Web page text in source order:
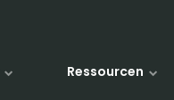
Ressourcen